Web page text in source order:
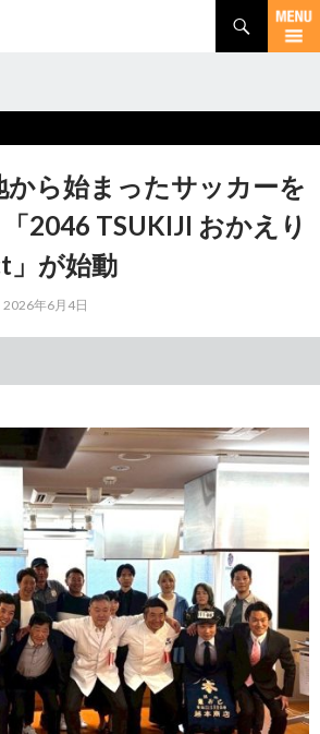
から始まったサッカーを
2046 TSUKIJI おかえり
」が始動
2026年6月4日